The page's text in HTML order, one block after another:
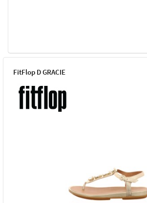
FitFlop D GRACIE